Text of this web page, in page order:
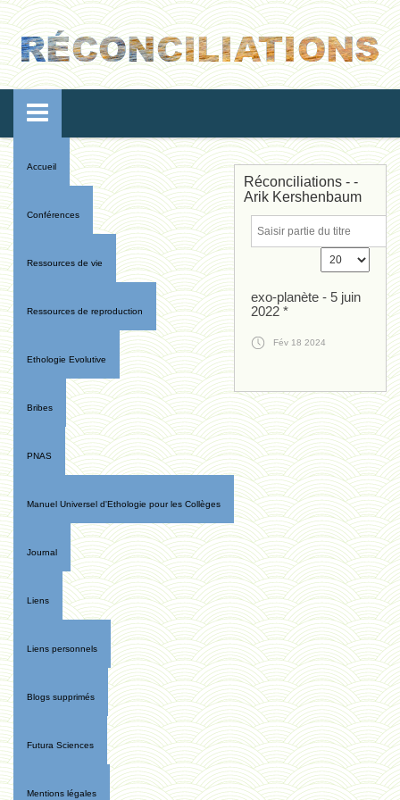
Accueil
Conférences
Ressources de vie
Ressources de reproduction
Ethologie Evolutive
Bribes
PNAS
Manuel Universel d'Ethologie pour les Collèges
Journal
Liens
Liens personnels
Blogs supprimés
Futura Sciences
Mentions légales
Réconciliations - -
Arik Kershenbaum
exo-planète - 5 juin
2022 *
Fév 18 2024